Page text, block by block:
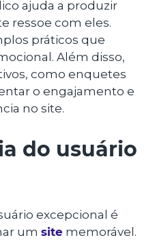
ajuda a produzir
ressoe com eles.
práticos que
Além disso,
como enquetes
o engajamento e
no site.
do usuário
excepcional é
um site memorável.